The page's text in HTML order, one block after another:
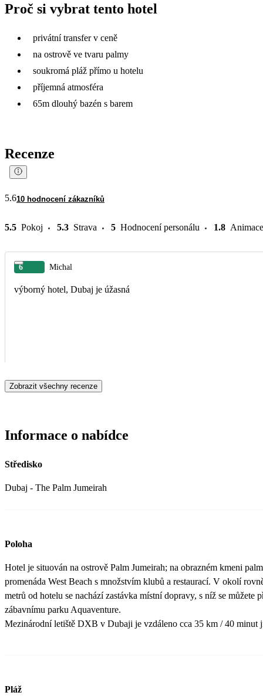
29 279
Proč si vybrat tento hotel
privátní transfer v ceně
na ostrově ve tvaru palmy
soukromá pláž přímo u hotelu
příjemná atmosféra
65m dlouhý bazén s barem
Recenze
5.610 hodnocení zákazníků
5.5 Pokoj 5.3 Strava 5 Hodnocení personálu 1.8 Animace
6 Michal
výborný hotel, Dubaj je úžasná
Zobrazit všechny recenze
Informace o nabídce
Středisko
Dubaj - The Palm Jumeirah
Poloha
Hotel je situován na ostrově Palm Jumeirah; na obrazném kmeni
promenáda West Beach s množstvím klubů a restaurací. V okolí
metrů od hotelu se nachází zastávka místní dopravy, s níž se
zábavnímu parku Aquaventure.
Mezinárodní letiště DXB v Dubaji je vzdáleno cca 35 km / 40 minut
Pláž